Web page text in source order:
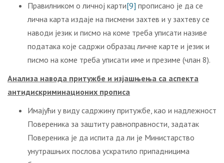
Правилником о личној карти[9] прописано је да се
лична карта издаје на писмени захтев и у захтеву се
наводи језик и писмо на коме треба уписати називе
података које садржи образац личне карте и језик и
писмо на коме треба уписати име и презиме (члан 8).
Анализа навода притужбе и изјашњења са аспекта
антидискриминационих прописа
Имајући у виду садржину притужбе, као и надлежност
Повереника за заштиту равноправности, задатак
Повереника је да испита да ли је Министарство
унутрашњих послова ускратило припадницима